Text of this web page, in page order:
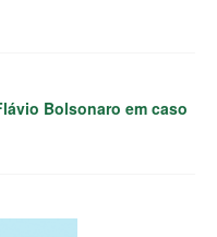
Bolsonaro em caso